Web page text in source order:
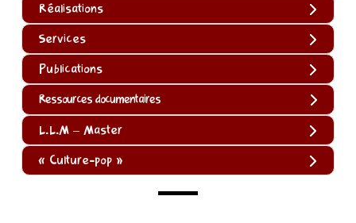
Réalisations
Services
Publications
Ressources documentaires
L.L.M – Master
« Culture-pop »